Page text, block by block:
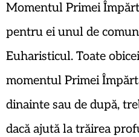
Momentul Primei
pentru ei unul de
Euharisticul. Toate
momentul Primei
dinainte sau de după,
dacă ajută la trăirea